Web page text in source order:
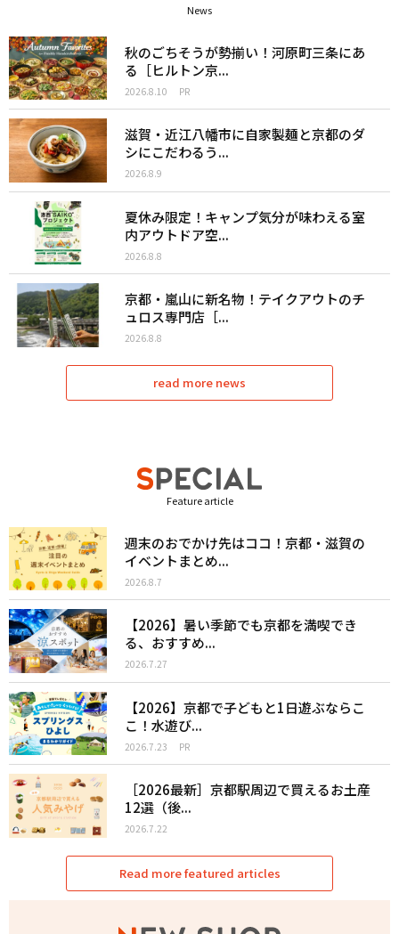
News
秋のごちそうが勢揃い！河原町三条にあ
る［ヒルトン京...
2026.8.10 PR
滋賀・近江八幡市に自家製麺と京都のダ
シにこだわるう...
2026.8.9
夏休み限定！キャンプ気分が味わえる室
内アウトドア空...
2026.8.8
京都・嵐山に新名物！テイクアウトのチ
ュロス専門店［...
2026.8.8
read more news
Feature article
週末のおでかけ先はココ！京都・滋賀の
イベントまとめ...
2026.8.7
【2026】暑い季節でも京都を満喫でき
る、おすすめ...
2026.7.27
【2026】京都で子どもと1日遊ぶならこ
こ！水遊び...
2026.7.23 PR
［2026最新］京都駅周辺で買えるお土産
12選（後...
2026.7.22
Read more featured articles